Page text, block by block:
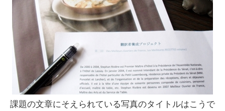
課題の文章にそえられている写真のタイトルはこうで